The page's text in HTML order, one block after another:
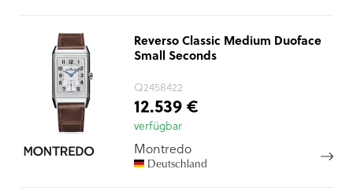
Reverso Classic Medium Duoface
Small Seconds
Q2458422
12.539 €
verfügbar
Montredo
Deutschland